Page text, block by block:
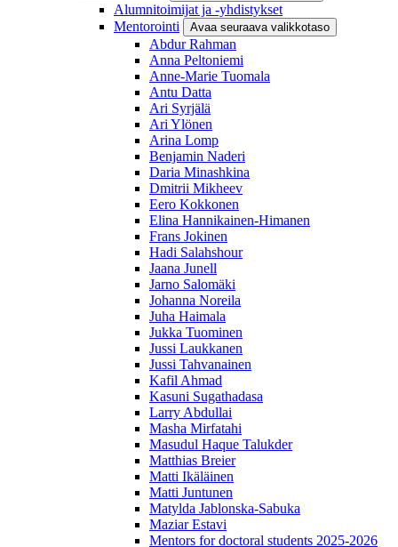
Alumnitoimijat ja -yhdistykset
Mentorointi
Avaa seuraava valikkotaso
Abdur Rahman
Anna Peltoniemi
Anne-Marie Tuomala
Antu Datta
Ari Syrjälä
Ari Ylönen
Arina Lomp
Benjamin Naderi
Daria Minashkina
Dmitrii Mikheev
Eero Kokkonen
Elina Hannikainen-Himanen
Frans Jokinen
Hadi Salahshour
Jaana Junell
Jarno Salomäki
Johanna Noreila
Juha Haimala
Jukka Tuominen
Jussi Laukkanen
Jussi Tahvanainen
Kafil Ahmad
Kasuni Sugathadasa
Larry Abdullai
Masha Mirfatahi
Masudul Haque Talukder
Matthias Breier
Matti Ikäläinen
Matti Juntunen
Matylda Jablonska-Sabuka
Maziar Estavi
Mentors for doctoral students 2025-2026